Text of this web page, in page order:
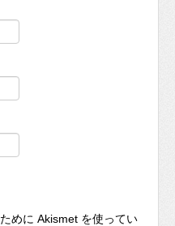
めに Akismet を使ってい